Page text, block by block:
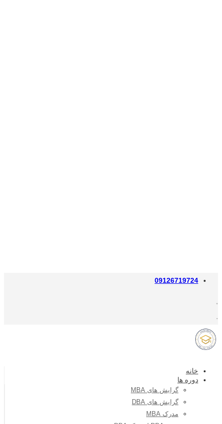
09126719724
خانه
دوره ها
گرایش های MBA
گرایش های DBA
مدرک MBA